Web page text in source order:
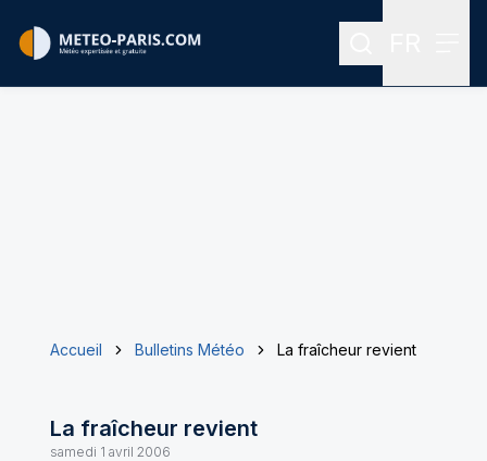
Rechercher
Accueil Bulletins Météo La fraîcheur revient
La fraîcheur revient
samedi 1 avril 2006